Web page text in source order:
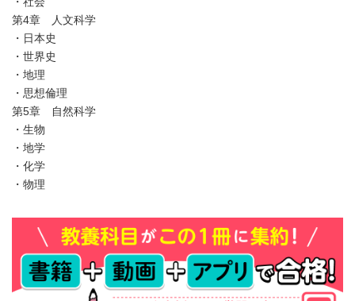
第4章 人文科学
・日本史
・世界史
・地理
・思想倫理
第5章 自然科学
・生物
・地学
・化学
・物理